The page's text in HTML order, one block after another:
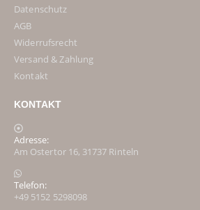
Datenschutz
AGB
Widerrufsrecht
Versand & Zahlung
Kontakt
KONTAKT
Adresse:
Am Ostertor 16, 31737 Rinteln
Telefon:
+49 5152 5298098